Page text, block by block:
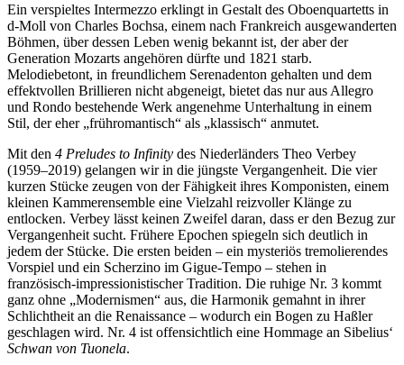
Ein verspieltes Intermezzo erklingt in Gestalt des Oboenquartetts in
d-Moll von Charles Bochsa, einem nach Frankreich ausgewanderten
Böhmen, über dessen Leben wenig bekannt ist, der aber der
Generation Mozarts angehören dürfte und 1821 starb.
Melodiebetont, in freundlichem Serenadenton gehalten und dem
effektvollen Brillieren nicht abgeneigt, bietet das nur aus Allegro
und Rondo bestehende Werk angenehme Unterhaltung in einem
Stil, der eher „frühromantisch“ als „klassisch“ anmutet.
Mit den 4 Preludes to Infinity des Niederländers Theo Verbey
(1959–2019) gelangen wir in die jüngste Vergangenheit. Die vier
kurzen Stücke zeugen von der Fähigkeit ihres Komponisten, einem
kleinen Kammerensemble eine Vielzahl reizvoller Klänge zu
entlocken. Verbey lässt keinen Zweifel daran, dass er den Bezug zur
Vergangenheit sucht. Frühere Epochen spiegeln sich deutlich in
jedem der Stücke. Die ersten beiden – ein mysteriös tremolierendes
Vorspiel und ein Scherzino im Gigue-Tempo – stehen in
französisch-impressionistischer Tradition. Die ruhige Nr. 3 kommt
ganz ohne „Modernismen“ aus, die Harmonik gemahnt in ihrer
Schlichtheit an die Renaissance – wodurch ein Bogen zu Haßler
geschlagen wird. Nr. 4 ist offensichtlich eine Hommage an Sibelius‘
Schwan von Tuonela.